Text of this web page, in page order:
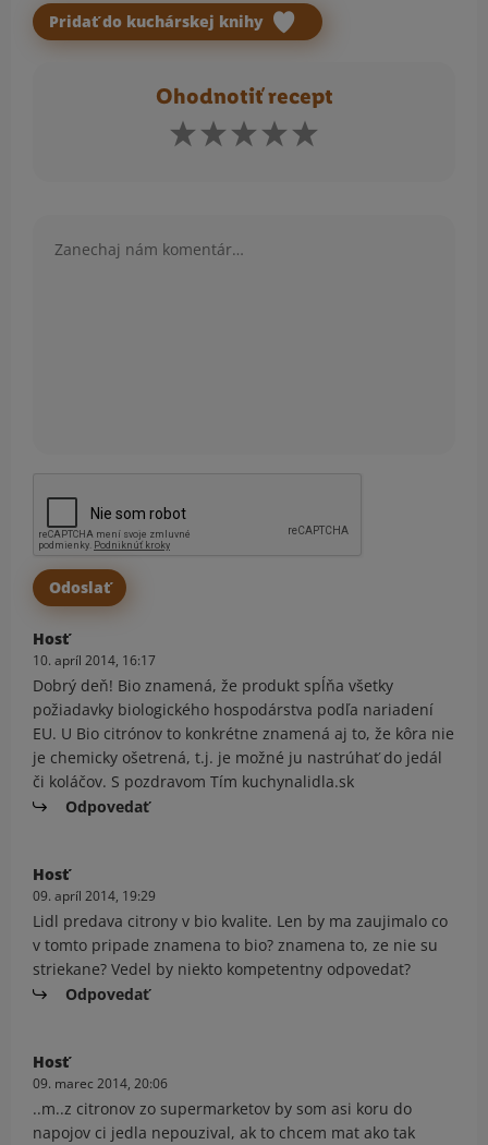
Pridať do kuchárskej knihy
Ohodnotiť recept
Hosť
10. apríl 2014, 16:17
Dobrý deň! Bio znamená, že produkt spĺňa všetky
požiadavky biologického hospodárstva podľa nariadení
EU. U Bio citrónov to konkrétne znamená aj to, že kôra nie
je chemicky ošetrená, t.j. je možné ju nastrúhať do jedál
či koláčov. S pozdravom Tím kuchynalidla.sk
Odpovedať
Hosť
09. apríl 2014, 19:29
Lidl predava citrony v bio kvalite. Len by ma zaujimalo co
v tomto pripade znamena to bio? znamena to, ze nie su
striekane? Vedel by niekto kompetentny odpovedat?
Odpovedať
Hosť
09. marec 2014, 20:06
..m..z citronov zo supermarketov by som asi koru do
napojov ci jedla nepouzival, ak to chcem mat ako tak